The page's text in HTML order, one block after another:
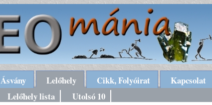
Ásvány Lelőhely Cikk, Folyóirat
Kapcsolat
Lelőhely lista Utolsó 10